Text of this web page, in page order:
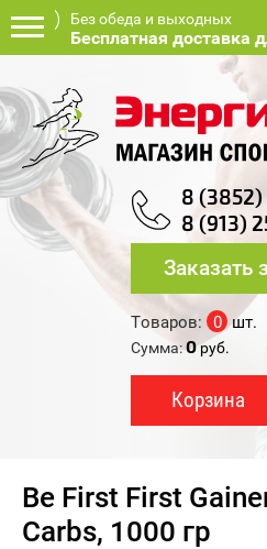
Без обеда и выходных
Бесплатная доставка
8
8 (913)
Заказать
Товаров: 0 шт.
Сумма:0руб.
Корзина
Be First First
Carbs, 1000 гр